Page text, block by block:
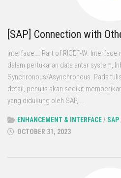
[SAP] Connection with
Interface…. Part of RICEF-W.
dalam pertukaran data antar system,
Synchronous/Asynchronous. Pada
detail, penulis akan sedikit
yang didukung oleh SAP,...
ENHANCEMENT & INTERFACE/ SAP
OCTOBER 31, 2023